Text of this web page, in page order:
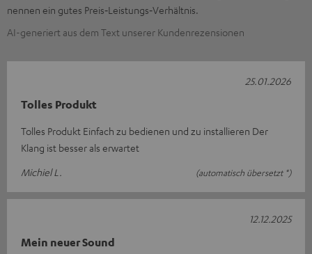
nennen ein gutes Preis‑Leistungs‑Verhältnis.
AI-generiert aus dem Text unserer Kundenrezensionen
Tolles Produkt
Tolles Produkt Einfach zu bedienen und zu installieren Der
Klang ist besser als erwartet
Michiel L.
(automatisch übersetzt *)
25.01.2026
Mein neuer Sound
12.12.2025